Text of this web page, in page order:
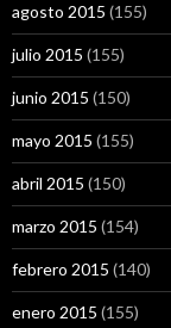
agosto 2015 (155)
julio 2015 (155)
junio 2015 (150)
mayo 2015 (155)
abril 2015 (150)
marzo 2015 (154)
febrero 2015 (140)
enero 2015 (155)